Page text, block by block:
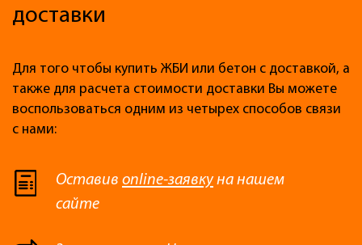
доставки
Для того чтобы купить ЖБИ или бетон с доставкой, а
также для расчета стоимости доставки Вы можете
воспользоваться одним из четырех способов связи
с нами:
Оставив online-заявкуна нашем
сайте